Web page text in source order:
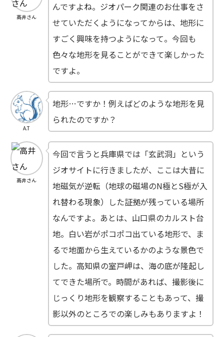
高井さん
んですよね。ジオパーク関連のお仕事をさ
せていただくようになってからは、地形に
すごく興味を持つようになって。今回も
色々な地形を見ることができて楽しかった
ですよ。
A.T
地形…ですか！例えばどのような地形を見
られたのですか？
高井さん
今回で言うと兵庫県では「玄武洞」という
ジオサイトに行きましたが、ここは大昔に
地磁気が逆転（地球の磁場のN極とS極が入
れ替わる現象）した証拠が残っている場所
なんですよ。あとは、山口県のカルスト台
地。白い岩がポコポコ出ている地形で、ま
るで地面から生えているかのような景色で
した。高知県の室戸岬は、海の底が隆起し
てできた場所で。時間があれば、撮影後に
じっくり地形を観察することもあって、撮
影以外のところでの楽しみもありますよ！